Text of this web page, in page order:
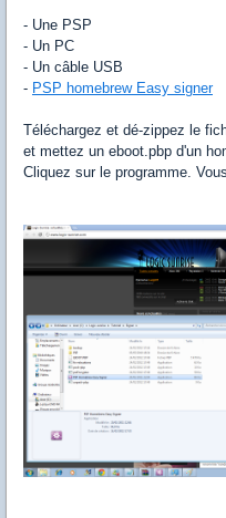
- Une PSP
- Un PC
- Un câble USB
- PSP homebrew Easy signer
Téléchargez et dé-zippez le
et mettez un eboot.pbp d'un
Cliquez sur le programme.